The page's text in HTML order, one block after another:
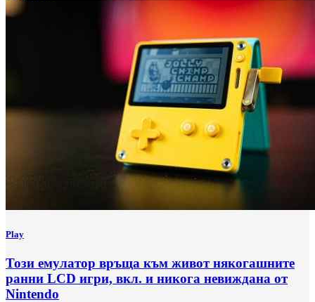
Play
Този емулатор връща към живот някогашните
ранни LCD игри, вкл. и никога невиждана от
Nintendo